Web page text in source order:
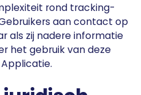
rond tracking-
aan contact op
als zij nadere informatie
het gebruik van deze